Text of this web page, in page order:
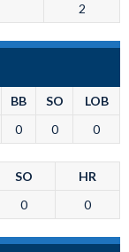
2
BB SO
LOB
0 0 0
SO
HR
0 0